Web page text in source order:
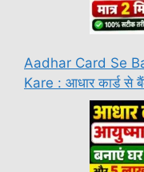
Aadhar Card Se
Kare : आधार कार्ड